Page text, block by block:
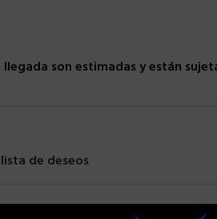
llegada son estimadas y están
de deseos
,MATTEL,SUPER 7